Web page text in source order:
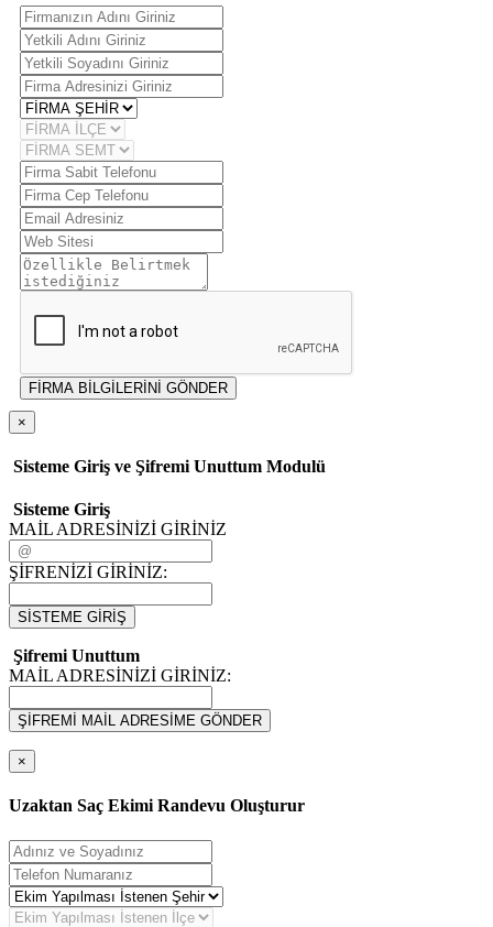
FİRMA BİLGİLERİNİ GÖNDER
×
Sisteme Giriş ve Şifremi Unuttum Modulü
Sisteme Giriş
MAİL ADRESİNİZİ GİRİNİZ
ŞİFRENİZİ GİRİNİZ:
SİSTEME GİRİŞ
Şifremi Unuttum
MAİL ADRESİNİZİ GİRİNİZ:
ŞİFREMİ MAİL ADRESİME GÖNDER
×
Uzaktan Saç Ekimi Randevu Oluşturur